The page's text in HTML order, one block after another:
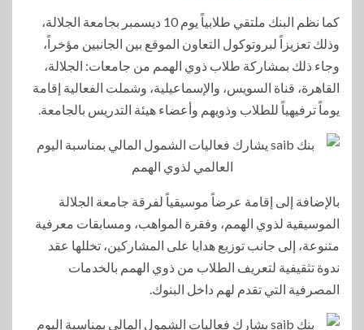
كما نظم البنك ملتقي طلابياً يوم 10 ديسمبر بجامعة الجلالة،
وذلك تعزيزاً لبروتوكول التعاون الموقع بين الجانبين مؤخراً،
وجاء ذلك بمشاركة طلاب ذوي الهمم من جامعات: الجلالة،
القاهرة، قناة السويس، والإسماعيلية، وشملت الفعالية إقامة
يوماً ترفيهياً للطلاب وذويهم وأعضاء هيئة التدريس بالجامعة.
بالإضافة إلى إقامة عرضاً موسيقياً لفرقة جامعة الجلالة
الموسيقية لذوي الهمم، وفقرة المواهب، ومسابقات معرفية
متنوعة، إلى جانب توزيع هدايا على المشاركين، تخللها عقد
ندوة تثقيفية لتعريف الطلاب من ذوي الهمم بالخدمات
المصرفية التي تقدم لهم داخل البنوك.